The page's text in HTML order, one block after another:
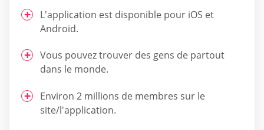
L'application est disponible pour iOS et
Android.
Vous pouvez trouver des gens de partout
dans le monde.
Environ 2 millions de membres sur le
site/l'application.